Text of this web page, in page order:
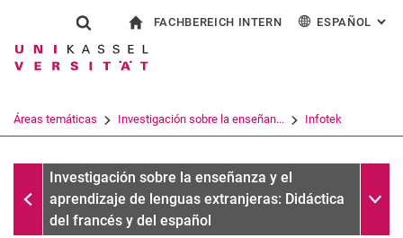
Jump directly to: content
Jump directly to: search
Jump directly to: main
Show search form
Search term
Search (opens an external link in a
FACHBEREICH INTERN ESPAÑOL :
Áreas temáticas Investigación sobre la enseñan... Infotek
FechasInvestigación sobre la enseñanza y el
aprendizaje de lenguas extranjeras: Didáctica
del francés y del español